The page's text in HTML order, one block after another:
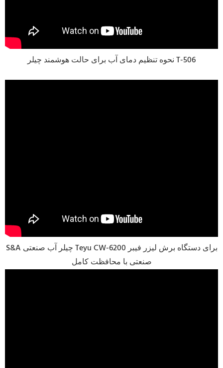
نحوه تنظیم دمای آب برای حالت هوشمند چیلر T-506
S&A چیلر آب صنعتی Teyu CW-6200 برای دستگاه برش لیزر فیبر
صنعتی با محافظت کامل